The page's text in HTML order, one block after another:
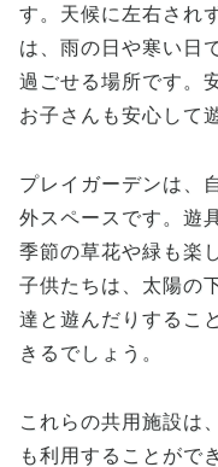
す。天候に左右され
は、雨の日や寒い日
過ごせる場所です。
お子さんも安心して
プレイガーデンは、
外スペースです。遊
季節の草花や緑も楽
子供たちは、太陽の
達と遊んだりするこ
きるでしょう。
これらの共用施設は
も利用することがで